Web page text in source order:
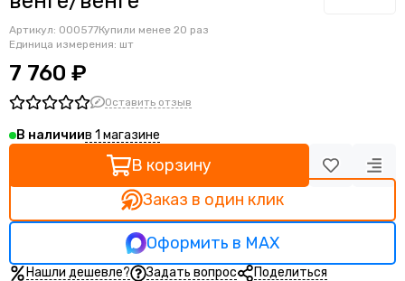
TopChairs
Frander
Артикул: 000577Купили менее 20 раз
Единица измерения: шт
7 760 ₽
Оставить отзыв
В наличиив 1 магазине
В корзину
Заказ в один клик
Оформить в MAX
Нашли дешевле? Задать вопрос Поделиться